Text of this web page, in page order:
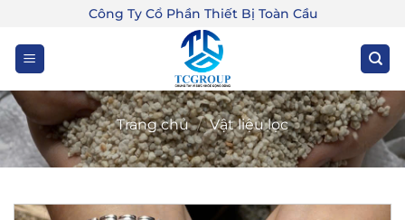
dung
Công Ty Cổ Phần Thiết Bị Toàn Cầu
Trang chủ / Vật liệu lọc